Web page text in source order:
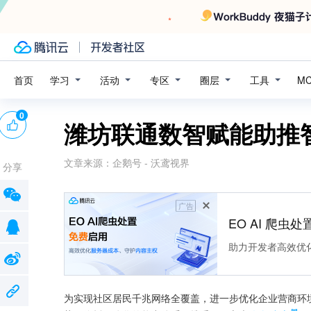
首页 学习 活动 专区 圈层 工具
潍坊联通数智赋能助推
文章来源： 企鹅号 - 沃鸢视界
广告
EO AI 爬虫处
助力开发者高效优
为实现社区居民千兆网络全覆盖，进一步优化企业营商
0
分享